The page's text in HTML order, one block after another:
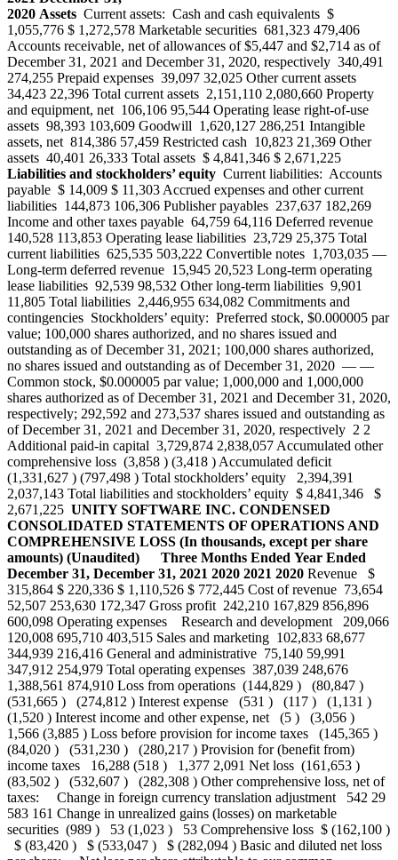
2020 Assets Current assets: Cash and cash equivalents $
1,055,776 $ 1,272,578 Marketable securities 681,323 479,406
Accounts receivable, net of allowances of $5,447 and $2,714 as of
December 31, 2021 and December 31, 2020, respectively 340,491
274,255 Prepaid expenses 39,097 32,025 Other current assets
34,423 22,396 Total current assets 2,151,110 2,080,660 Property
and equipment, net 106,106 95,544 Operating lease right-of-use
assets 98,393 103,609 Goodwill 1,620,127 286,251 Intangible
assets, net 814,386 57,459 Restricted cash 10,823 21,369 Other
assets 40,401 26,333 Total assets $ 4,841,346 $ 2,671,225
Liabilities and stockholders’ equity Current liabilities: Accounts
payable $ 14,009 $ 11,303 Accrued expenses and other current
liabilities 144,873 106,306 Publisher payables 237,637 182,269
Income and other taxes payable 64,759 64,116 Deferred revenue
140,528 113,853 Operating lease liabilities 23,729 25,375 Total
current liabilities 625,535 503,222 Convertible notes 1,703,035 —
Long-term deferred revenue 15,945 20,523 Long-term operating
lease liabilities 92,539 98,532 Other long-term liabilities 9,901
11,805 Total liabilities 2,446,955 634,082 Commitments and
contingencies Stockholders’ equity: Preferred stock, $0.000005 par
value; 100,000 shares authorized, and no shares issued and
outstanding as of December 31, 2021; 100,000 shares authorized,
no shares issued and outstanding as of December 31, 2020 — —
Common stock, $0.000005 par value; 1,000,000 and 1,000,000
shares authorized as of December 31, 2021 and December 31, 2020,
respectively; 292,592 and 273,537 shares issued and outstanding as
of December 31, 2021 and December 31, 2020, respectively 2 2
Additional paid-in capital 3,729,874 2,838,057 Accumulated other
comprehensive loss (3,858 ) (3,418 ) Accumulated deficit
(1,331,627 ) (797,498 ) Total stockholders’ equity 2,394,391
2,037,143 Total liabilities and stockholders’ equity $ 4,841,346 $
2,671,225 UNITY SOFTWARE INC. CONDENSED
CONSOLIDATED STATEMENTS OF OPERATIONS AND
COMPREHENSIVE LOSS (In thousands, except per share
amounts) (Unaudited) Three Months Ended Year Ended
December 31, December 31, 2021 2020 2021 2020 Revenue $
315,864 $ 220,336 $ 1,110,526 $ 772,445 Cost of revenue 73,654
52,507 253,630 172,347 Gross profit 242,210 167,829 856,896
600,098 Operating expenses Research and development 209,066
120,008 695,710 403,515 Sales and marketing 102,833 68,677
344,939 216,416 General and administrative 75,140 59,991
347,912 254,979 Total operating expenses 387,039 248,676
1,388,561 874,910 Loss from operations (144,829 ) (80,847 )
(531,665 ) (274,812 ) Interest expense (531 ) (117 ) (1,131 )
(1,520 ) Interest income and other expense, net (5 ) (3,056 )
1,566 (3,885 ) Loss before provision for income taxes (145,365 )
(84,020 ) (531,230 ) (280,217 ) Provision for (benefit from)
income taxes 16,288 (518 ) 1,377 2,091 Net loss (161,653 )
(83,502 ) (532,607 ) (282,308 ) Other comprehensive loss, net of
taxes: Change in foreign currency translation adjustment 542 29
583 161 Change in unrealized gains (losses) on marketable
securities (989 ) 53 (1,023 ) 53 Comprehensive loss $ (162,100 )
$ (83,420 ) $ (533,047 ) $ (282,094 ) Basic and diluted net loss